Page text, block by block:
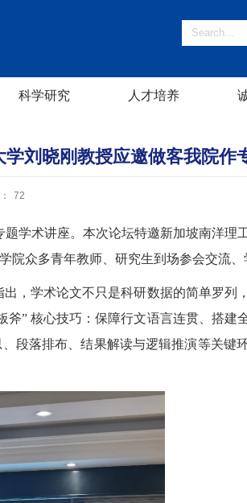
科学研究 人才培养
刘晓刚教授应邀做客我院作
72
学术讲座。本次论坛特邀新加坡南洋理
众多青年教师、研究生到场参会交流、
，学术论文不只是科研数据的简单罗列
” 核心技巧：保障行文语言连贯、搭建
段落排布、结果解读与逻辑推演等关键